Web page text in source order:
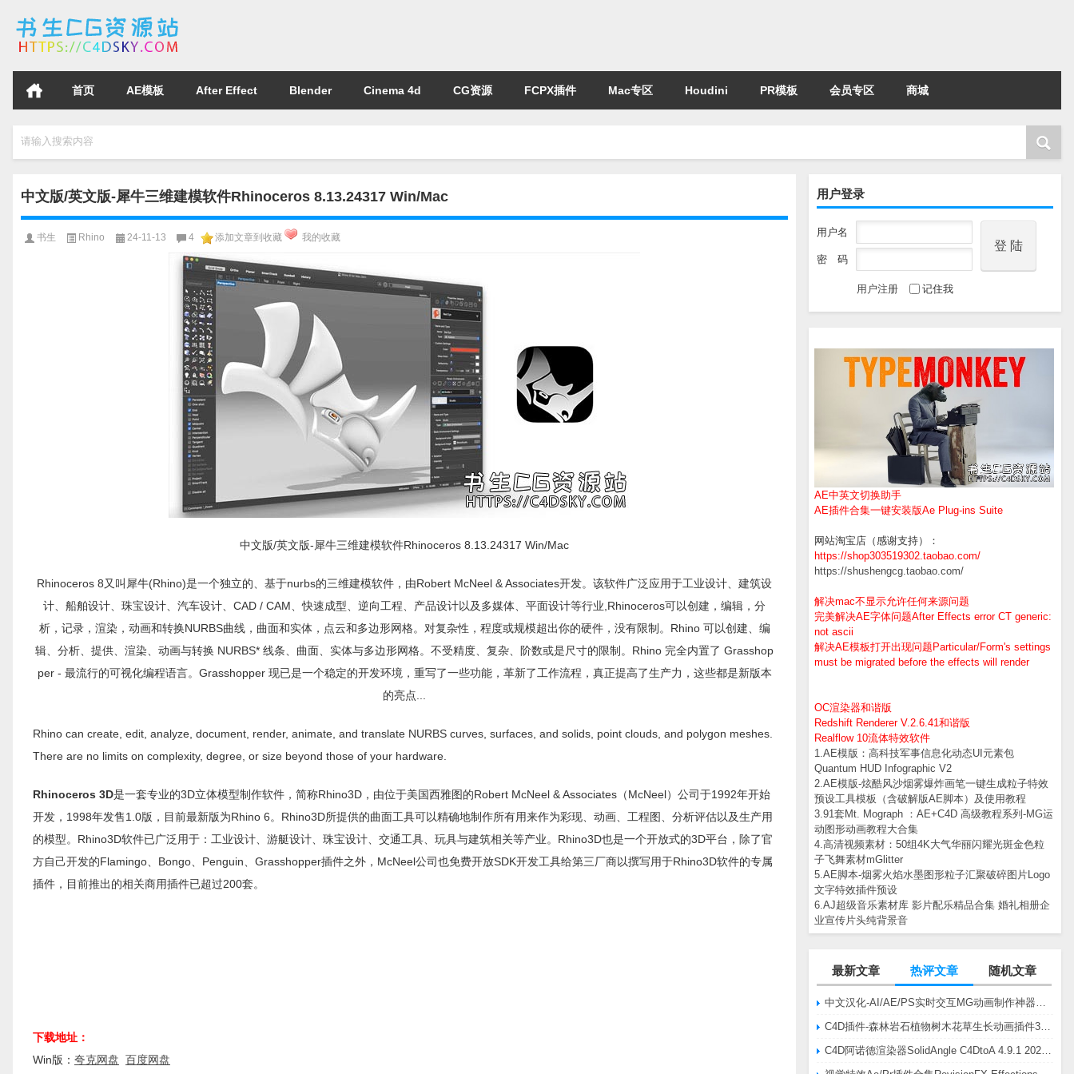
首页 AE模板 After Effect Blender Cinema 4d CG资源 FCPX插件 Mac专区 Houdini PR模板 会员专区 商城
请输入搜索内容
用户登录
用户名
密 码
用户注册 记住我
AE中英文切换助手
AE插件合集一键安装版Ae Plug-ins Suite
网站淘宝店（感谢支持）：
https://shop303519302.taobao.com/
https://shushengcg.taobao.com/
解决mac不显示允许任何来源问题
完美解决AE字体问题After Effects error CT generic:
not ascii
解决AE模板打开出现问题Particular/Form's settings
must be migrated before the effects will render
OC渲染器和谐版
Redshift Renderer V.2.6.41和谐版
Realflow 10流体特效软件
1.AE模版：高科技军事信息化动态UI元素包
Quantum HUD Infographic V2
2.AE模版-炫酷风沙烟雾爆炸画笔一键生成粒子特效
预设工具模板（含破解版AE脚本）及使用教程
3.91套Mt. Mograph ：AE+C4D 高级教程系列-MG运
动图形动画教程大合集
4.高清视频素材：50组4K大气华丽闪耀光斑金色粒
子飞舞素材mGlitter
5.AE脚本-烟雾火焰水墨图形粒子汇聚破碎图片Logo
文字特效插件预设
6.AJ超级音乐素材库 影片配乐精品合集 婚礼相册企
业宣传片头纯背景音
最新文章 热评文章 随机文章
中文版/英文版-犀牛三维建模软件Rhinoceros 8.13.24317 Win/Mac
书生 Rhino 24-11-13 4 添加文章到收藏 我的收藏
中文版/英文版-犀牛三维建模软件Rhinoceros 8.13.24317 Win/Mac
Rhinoceros 8又叫犀牛(Rhino)是一个独立的、基于nurbs的三维建模软件，由Robert McNeel & Associates开发。该软件广泛应用于工业设计、建筑设
计、船舶设计、珠宝设计、汽车设计、CAD / CAM、快速成型、逆向工程、产品设计以及多媒体、平面设计等行业,Rhinoceros可以创建，编辑，分
析，记录，渲染，动画和转换NURBS曲线，曲面和实体，点云和多边形网格。对复杂性，程度或规模超出你的硬件，没有限制。Rhino 可以创建、编
辑、分析、提供、渲染、动画与转换 NURBS* 线条、曲面、实体与多边形网格。不受精度、复杂、阶数或是尺寸的限制。Rhino 完全内置了 Grasshop
per - 最流行的可视化编程语言。Grasshopper 现已是一个稳定的开发环境，重写了一些功能，革新了工作流程，真正提高了生产力，这些都是新版本
的亮点...
Rhino can create, edit, analyze, document, render, animate, and translate NURBS curves, surfaces, and solids, point clouds, and polygon meshes.
There are no limits on complexity, degree, or size beyond those of your hardware.
Rhinoceros 3D是一套专业的3D立体模型制作软件，简称Rhino3D，由位于美国西雅图的Robert McNeel & Associates（McNeel）公司于1992年开始
开发，1998年发售1.0版，目前最新版为Rhino 6。Rhino3D所提供的曲面工具可以精确地制作所有用来作为彩现、动画、工程图、分析评估以及生产用
的模型。Rhino3D软件已广泛用于：工业设计、游艇设计、珠宝设计、交通工具、玩具与建筑相关等产业。Rhino3D也是一个开放式的3D平台，除了官
方自己开发的Flamingo、Bongo、Penguin、Grasshopper插件之外，McNeel公司也免费开放SDK开发工具给第三厂商以撰写用于Rhino3D软件的专属
插件，目前推出的相关商用插件已超过200套。
下载地址：
Win版： 夸克网盘 百度网盘